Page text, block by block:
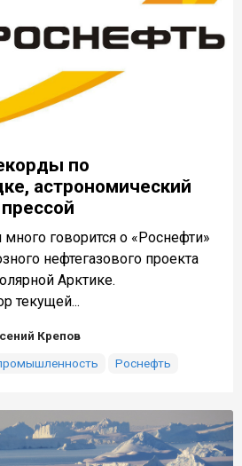
по
астрономический
говорится о «Роснефти»
нефтегазового проекта
Арктике.
текущей...
Крепов
Роснефть